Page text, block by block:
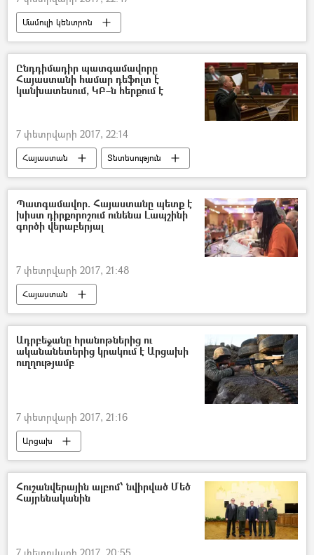
Մամուլի կենտրոն
Տեսանյութեր մամուլի կենտրոնից
Ընդդիմադիր պատգամավորը
Հայաստանի համար դեֆոլտ է
կանխատեսում, ԿԲ–ն հերքում է
7 փետրվարի 2017, 22:14
Հայաստան Տնտեսություն
Պատգամավոր. Հայաստանը պետք է
խիստ դիրքորոշում ունենա Լապշինի
գործի վերաբերյալ
7 փետրվարի 2017, 21:48
Հայաստան
Ադրբեջանը հրանոթներից ու
ականանետերից կրակում է Արցախի
ուղղությամբ
7 փետրվարի 2017, 21:16
Արցախ
Հուշանվերային ալբոմ՝ նվիրված Մեծ
Հայրենականին
7 փետրվարի 2017, 20:55